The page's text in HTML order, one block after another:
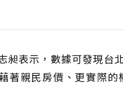
昶表示，數據可發現台
著親民房價、更實際